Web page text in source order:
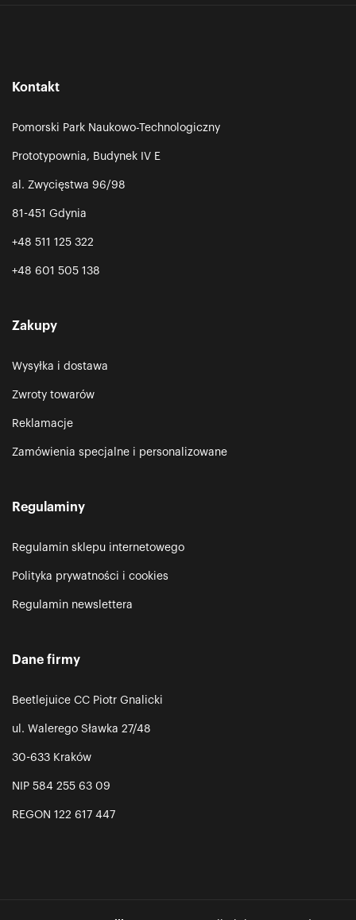
Kontakt
Pomorski Park Naukowo-Technologiczny
Prototypownia, Budynek IV E
al. Zwycięstwa 96/98
81-451 Gdynia
+48 511 125 322
+48 601 505 138
Zakupy
Wysyłka i dostawa
Zwroty towarów
Reklamacje
Zamówienia specjalne i personalizowane
Regulaminy
Regulamin sklepu internetowego
Polityka prywatności i cookies
Regulamin newslettera
Dane firmy
Beetlejuice CC Piotr Gnalicki
ul. Walerego Sławka 27/48
30-633 Kraków
NIP 584 255 63 09
REGON 122 617 447